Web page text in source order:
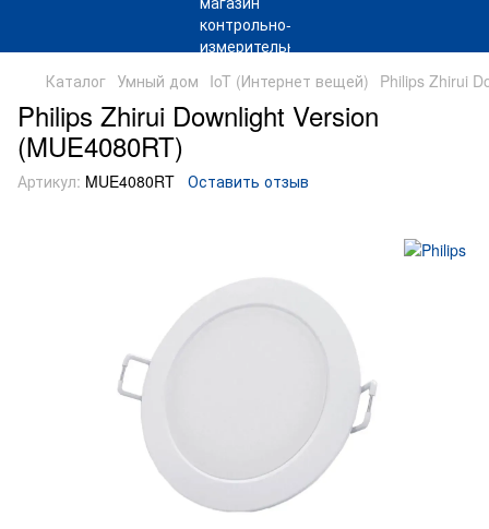
Каталог Умный дом IoT (Интернет вещей) Philips Zhirui
Philips Zhirui Downlight Version
(MUE4080RT)
Артикул: MUE4080RT Оставить отзыв